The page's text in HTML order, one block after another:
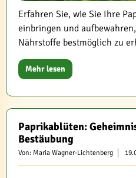
Erfahren Sie, wie Sie Ihre
einbringen und
Nährstoffe bestmöglich zu
Mehr lesen
Paprikablüten:
Bestäubung
Von: Maria Wagner-Lichtenberg